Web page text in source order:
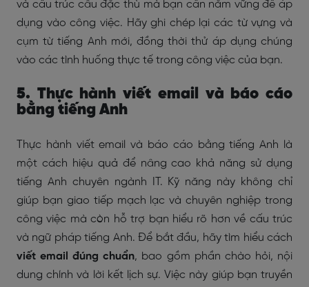
và cấu trúc câu đặc thù mà bạn cần nắm vững để áp
dụng vào công việc. Hãy ghi chép lại các từ vựng và
cụm từ tiếng Anh mới, đồng thời thử áp dụng chúng
vào các tình huống thực tế trong công việc của bạn.
5. Thực hành viết email và báo cáo
bằng tiếng Anh
Thực hành viết email và báo cáo bằng tiếng Anh là
một cách hiệu quả để nâng cao khả năng sử dụng
tiếng Anh chuyên ngành IT. Kỹ năng này không chỉ
giúp bạn giao tiếp mạch lạc và chuyên nghiệp trong
công việc mà còn hỗ trợ bạn hiểu rõ hơn về cấu trúc
và ngữ pháp tiếng Anh. Để bắt đầu, hãy tìm hiểu cách
viết email đúng chuẩn, bao gồm phần chào hỏi, nội
dung chính và lời kết lịch sự. Việc này giúp bạn truyền